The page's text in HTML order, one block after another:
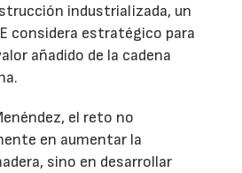
industrializada, un
considera estratégico para
añadido de la cadena
el reto no
en aumentar la
sino en desarrollar